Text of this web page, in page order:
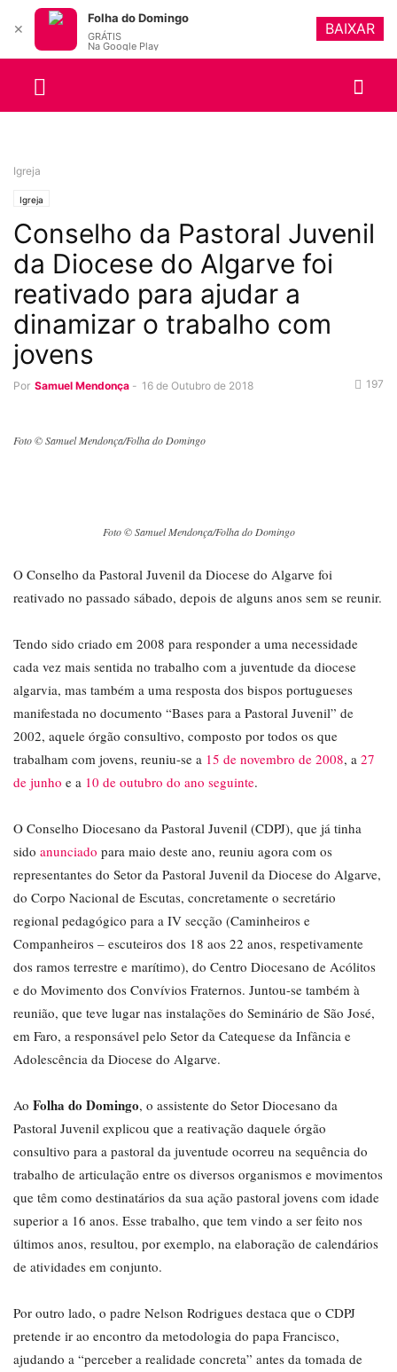
Igreja
Igreja
Conselho da Pastoral Juvenil
da Diocese do Algarve foi
reativado para ajudar a
dinamizar o trabalho com
jovens
Por Samuel Mendonça - 16 de Outubro de 2018 197
Foto © Samuel Mendonça/Folha do Domingo
Foto © Samuel Mendonça/Folha do Domingo
O Conselho da Pastoral Juvenil da Diocese do Algarve foi
reativado no passado sábado, depois de alguns anos sem se reunir.
Tendo sido criado em 2008 para responder a uma necessidade
cada vez mais sentida no trabalho com a juventude da diocese
algarvia, mas também a uma resposta dos bispos portugueses
manifestada no documento “Bases para a Pastoral Juvenil” de
2002, aquele órgão consultivo, composto por todos os que
trabalham com jovens, reuniu-se a 15 de novembro de 2008, a 27
de junho e a 10 de outubro do ano seguinte.
O Conselho Diocesano da Pastoral Juvenil (CDPJ), que já tinha
sido anunciado para maio deste ano, reuniu agora com os
representantes do Setor da Pastoral Juvenil da Diocese do Algarve,
do Corpo Nacional de Escutas, concretamente o secretário
regional pedagógico para a IV secção (Caminheiros e
Companheiros – escuteiros dos 18 aos 22 anos, respetivamente
dos ramos terrestre e marítimo), do Centro Diocesano de Acólitos
e do Movimento dos Convívios Fraternos. Juntou-se também à
reunião, que teve lugar nas instalações do Seminário de São José,
em Faro, a responsável pelo Setor da Catequese da Infância e
Adolescência da Diocese do Algarve.
Ao Folha do Domingo, o assistente do Setor Diocesano da
Pastoral Juvenil explicou que a reativação daquele órgão
consultivo para a pastoral da juventude ocorreu na sequência do
trabalho de articulação entre os diversos organismos e movimentos
que têm como destinatários da sua ação pastoral jovens com idade
superior a 16 anos. Esse trabalho, que tem vindo a ser feito nos
últimos anos, resultou, por exemplo, na elaboração de calendários
de atividades em conjunto.
Por outro lado, o padre Nelson Rodrigues destaca que o CDPJ
pretende ir ao encontro da metodologia do papa Francisco,
ajudando a “perceber a realidade concreta” antes da tomada de
✕
Folha do Domingo
GRÁTIS
Na Google Play
BAIXAR